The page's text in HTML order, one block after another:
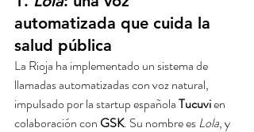
automatizada que cuida la
salud pública
La Rioja ha implementado un sistema de
llamadas automatizadas con voz natural,
impulsado por la startup española Tucuvi en
colaboración con GSK. Su nombre es Lola, y